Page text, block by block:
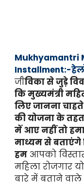
Mukhyamantri
Installment:-
जीविका से जुड़े
कि मुख्यमंत्री
लिए जानना
की योजना के
में आए नहीं तो
माध्यम से
हम आपको
महिला रोजगार
बारे में बताने वाले